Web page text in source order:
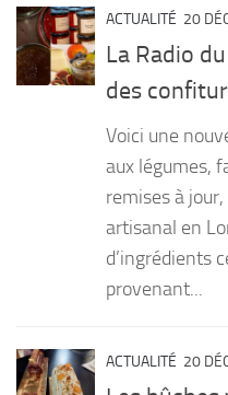
ACTUALITÉ 20
La Radio
des
Voici une
aux légumes,
remises à
artisanal en
d’ingrédients
provenant...
ACTUALITÉ 20